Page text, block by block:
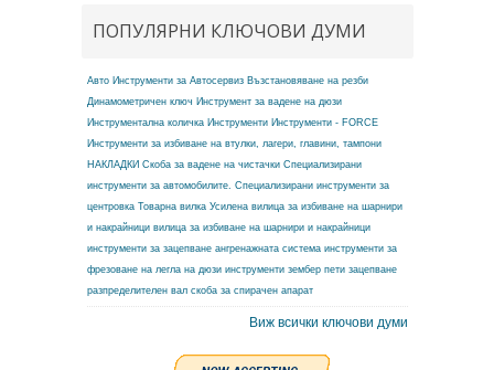
ПОПУЛЯРНИ КЛЮЧОВИ ДУМИ
Авто Инструменти за Автосервиз Възстановяване на резби
Динамометричен ключ Инструмент за вадене на дюзи
Инструментална количка Инструменти Инструменти - FORCE
Инструменти за избиване на втулки, лагери, главини, тампони
НАКЛАДКИ Скоба за вадене на чистачки Специализирани
инструменти за автомобилите. Специализирани инструменти за
центровка Товарна вилка Усилена вилица за избиване на шарнири
и накрайници вилица за избиване на шарнири и накрайници
инструменти за зацепване ангренажната система инструменти за
фрезоване на легла на дюзи инструменти зембер пети зацепване
разпределителен вал скоба за спирачен апарат
Виж всички ключови думи